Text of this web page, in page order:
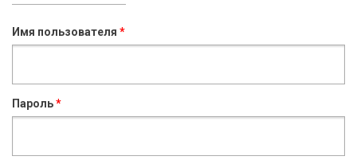
Имя пользователя *
Пароль*